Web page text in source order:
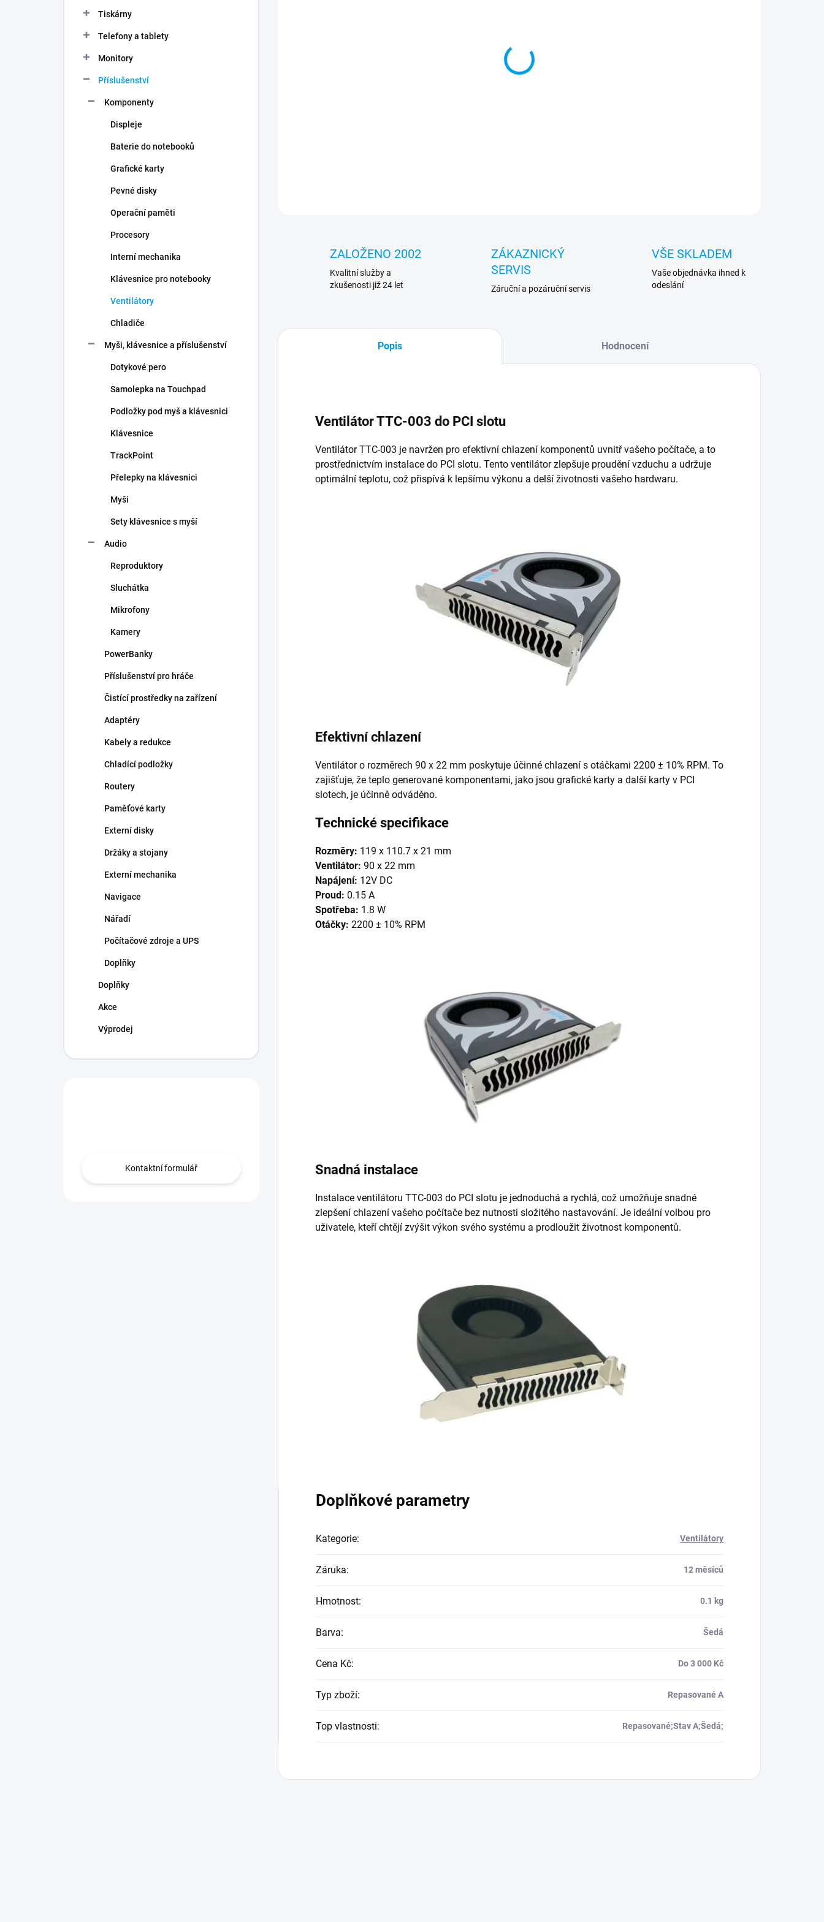
Tiskárny
Telefony a tablety
Monitory
Příslušenství
Komponenty
Displeje
Baterie do notebooků
Grafické karty
Pevné disky
Operační paměti
Procesory
Interní mechanika
Klávesnice pro notebooky
Ventilátory
Chladiče
Myši, klávesnice a příslušenství
Dotykové pero
Samolepka na Touchpad
Podložky pod myš a klávesnici
Klávesnice
TrackPoint
Přelepky na klávesnici
Myši
Sety klávesnice s myší
Audio
Reproduktory
Sluchátka
Mikrofony
Kamery
PowerBanky
Příslušenství pro hráče
Čistící prostředky na zařízení
Adaptéry
Kabely a redukce
Chladící podložky
Routery
Paměťové karty
Externí disky
Držáky a stojany
Externí mechanika
Navigace
Nářadí
Počítačové zdroje a UPS
Doplňky
Doplňky
Akce
Výprodej
Kontaktní formulář
Ventilátor TTC-003 je speciálně navržený ventilátor
ZALOŽENO 2002
Kvalitní služby a
zkušenosti již 24 let
ZÁKAZNICKÝ
SERVIS
Záruční a pozáruční servis
VŠE SKLADEM
Vaše objednávka ihned k
odeslání
Popis Hodnocení
Ventilátor TTC-003 do PCI slotu
Ventilátor TTC-003 je navržen pro efektivní chlazení komponentů uvnitř vašeho počítače, a to
prostřednictvím instalace do PCI slotu. Tento ventilátor zlepšuje proudění vzduchu a udržuje
optimální teplotu, což přispívá k lepšímu výkonu a delší životnosti vašeho hardwaru.
Efektivní chlazení
Ventilátor o rozměrech 90 x 22 mm poskytuje účinné chlazení s otáčkami 2200 ± 10% RPM. To
zajišťuje, že teplo generované komponentami, jako jsou grafické karty a další karty v PCI
slotech, je účinně odváděno.
Technické specifikace
Rozměry: 119 x 110.7 x 21 mm
Ventilátor: 90 x 22 mm
Napájení: 12V DC
Proud: 0.15 A
Spotřeba: 1.8 W
Otáčky: 2200 ± 10% RPM
Snadná instalace
Instalace ventilátoru TTC-003 do PCI slotu je jednoduchá a rychlá, což umožňuje snadné
zlepšení chlazení vašeho počítače bez nutnosti složitého nastavování. Je ideální volbou pro
uživatele, kteří chtějí zvýšit výkon svého systému a prodloužit životnost komponentů.
Doplňkové parametry
Kategorie: Ventilátory
Záruka: 12 měsíců
Hmotnost: 0.1 kg
Barva: Šedá
Cena Kč: Do 3 000 Kč
Typ zboží: Repasované A
Top vlastnosti: Repasované;Stav A;Šedá;